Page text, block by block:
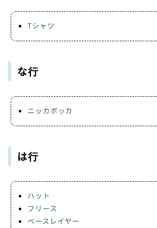
Tシャツ
な行
ニッカボッカ
は行
ハット
フリース
ベースレイヤー